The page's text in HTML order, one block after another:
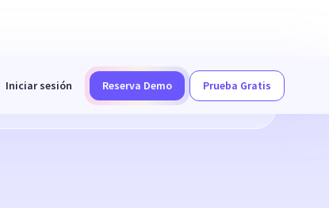
Iniciar sesión Reserva Demo
Prueba Gratis